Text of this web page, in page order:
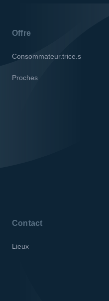
Offre
Consommateur.trice.s
Proches
Contact
Lieux